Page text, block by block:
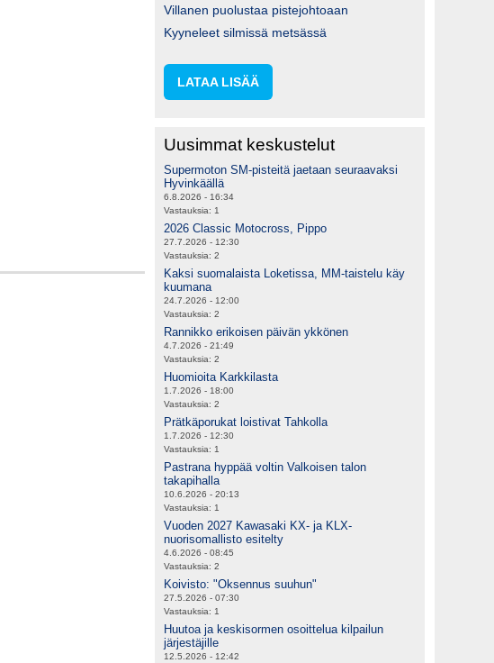
Villanen puolustaa pistejohtoaan
Kyyneleet silmissä metsässä
LATAA LISÄÄ
Uusimmat keskustelut
Supermoton SM-pisteitä jaetaan seuraavaksi
Hyvinkäällä
6.8.2026 - 16:34
Vastauksia: 1
2026 Classic Motocross, Pippo
27.7.2026 - 12:30
Vastauksia: 2
Kaksi suomalaista Loketissa, MM-taistelu käy
kuumana
24.7.2026 - 12:00
Vastauksia: 2
Rannikko erikoisen päivän ykkönen
4.7.2026 - 21:49
Vastauksia: 2
Huomioita Karkkilasta
1.7.2026 - 18:00
Vastauksia: 2
Prätkäporukat loistivat Tahkolla
1.7.2026 - 12:30
Vastauksia: 1
Pastrana hyppää voltin Valkoisen talon
takapihalla
10.6.2026 - 20:13
Vastauksia: 1
Vuoden 2027 Kawasaki KX- ja KLX-
nuorisomallisto esitelty
4.6.2026 - 08:45
Vastauksia: 2
Koivisto: "Oksennus suuhun"
27.5.2026 - 07:30
Vastauksia: 1
Huutoa ja keskisormen osoittelua kilpailun
järjestäjille
12.5.2026 - 12:42